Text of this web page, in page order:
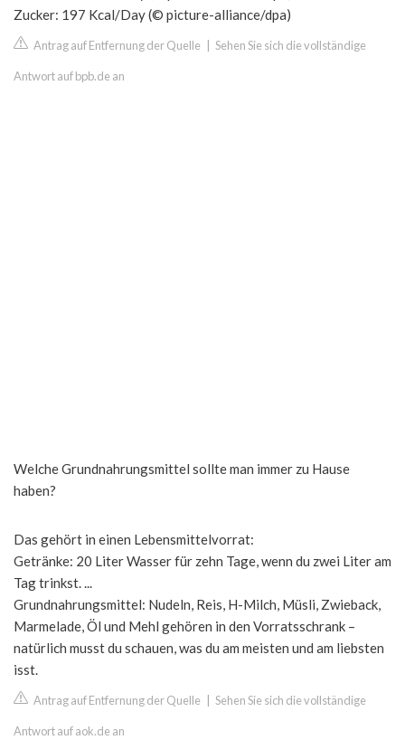
Zucker: 197 Kcal/Day (© picture-alliance/dpa)
Antrag auf Entfernung der Quelle Sehen Sie sich die vollständige
Antwort auf bpb.de an
Welche Grundnahrungsmittel sollte man immer zu Hause
haben?
Das gehört in einen Lebensmittelvorrat:
Getränke: 20 Liter Wasser für zehn Tage, wenn du zwei Liter am
Tag trinkst. ...
Grundnahrungsmittel: Nudeln, Reis, H-Milch, Müsli, Zwieback,
Marmelade, Öl und Mehl gehören in den Vorratsschrank –
natürlich musst du schauen, was du am meisten und am liebsten
isst.
Antrag auf Entfernung der Quelle Sehen Sie sich die vollständige
Antwort auf aok.de an